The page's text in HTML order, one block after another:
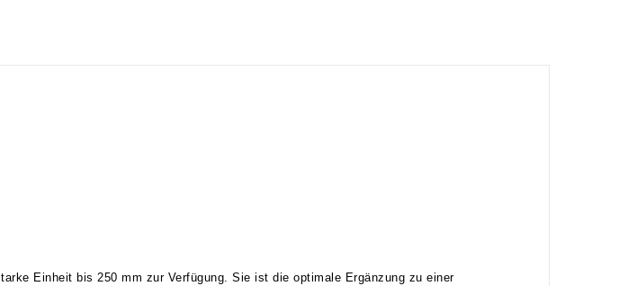
Einheit bis 250 mm zur Verfügung. Sie ist die optimale Ergänzung zu einer